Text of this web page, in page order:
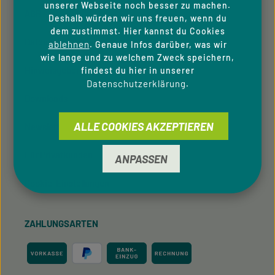
Datenschutzhinweise
Hinweisgeber­system
ZAHLUNGSARTEN
unserer Webseite noch besser zu machen.
Deshalb würden wir uns freuen, wenn du
dem zustimmst. Hier kannst du Cookies
ablehnen. Genaue Infos darüber, was wir
wie lange und zu welchem Zweck speichern,
findest du hier in unserer
Datenschutzerklärung.
ANPASSEN
ALLE COOKIES AKZEPTIEREN